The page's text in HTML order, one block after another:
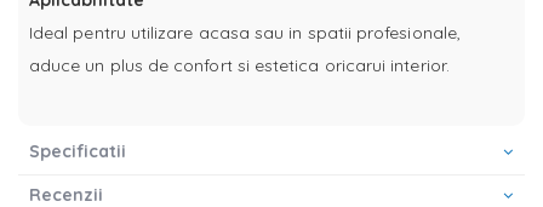
Ideal pentru utilizare acasa sau in spatii profesionale,
aduce un plus de confort si estetica oricarui interior.
Specificatii
Recenzii